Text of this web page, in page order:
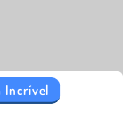
Incrível